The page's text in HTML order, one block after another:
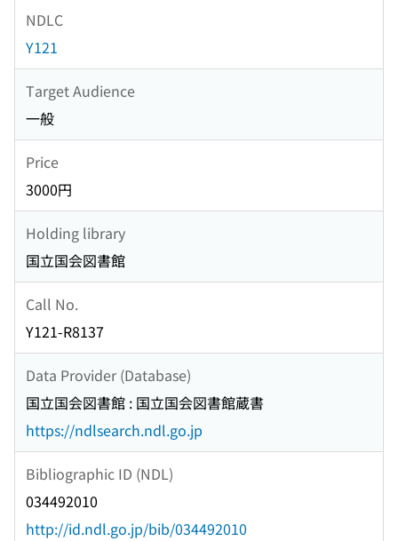
NDLC
Y121
Target Audience
一般
Price
3000円
Holding library
国立国会図書館
Call No.
Y121-R8137
Data Provider (Database)
国立国会図書館 : 国立国会図書館蔵書
https://ndlsearch.ndl.go.jp
Bibliographic ID (NDL)
034492010
http://id.ndl.go.jp/bib/034492010